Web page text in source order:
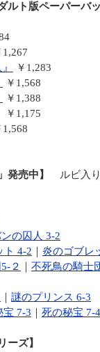
ルト版ペーパーバ
￥1,283
￥1,568
￥1,388
1,175
発売中】
ルビ入
の囚人 3-2
ト 4-2
炎のゴブレ
２
不死鳥の騎士
謎のプリンス 6-3
宝 7-3 死の秘宝 7-4
ズ】